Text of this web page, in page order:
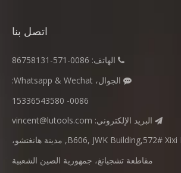
اتصل بنا
 الهاتف: 0086-571-86758131
 الجوال، Whatsapp & Wechat:
0086- 15336543580
 البريد الإلكتروني: vincent@lutools.com
إضافة: B606, JWK Building,572# Xixi Road, مدينة هانغتشو،
مقاطعة تشجيانغ، جمهورية الصين الشعبية